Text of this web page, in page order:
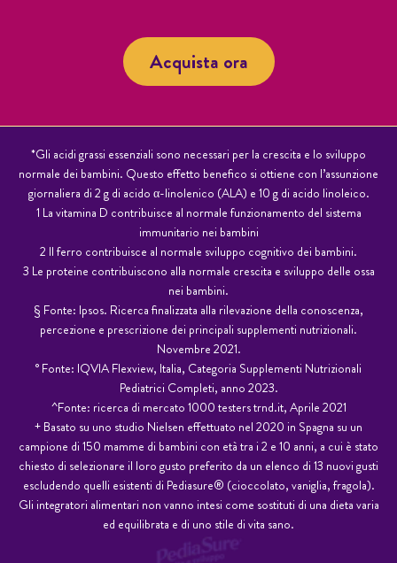
Acquista ora
*Gli acidi grassi essenziali sono necessari per la crescita e lo sviluppo
normale dei bambini. Questo effetto benefi­co si ottiene con l’assunzione
giornaliera di 2 g di acido α-linolenico (ALA) e 10 g di acido linoleico.
1 La vitamina D contribuisce al normale funzionamento del sistema
immunitario nei bambini
2 Il ferro contribuisce al normale sviluppo cognitivo dei bambini.
3 Le proteine contribuiscono alla normale crescita e sviluppo delle ossa
nei bambini.
§ Fonte: Ipsos. Ricerca finalizzata alla rilevazione della conoscenza,
percezione e prescrizione dei principali supplementi nutrizionali.
Novembre 2021.
° Fonte: IQVIA Flexview, Italia, Categoria Supplementi Nutrizionali
Pediatrici Completi, anno 2023.
^Fonte: ricerca di mercato 1000 testers trnd.it, Aprile 2021
+ Basato su uno studio Nielsen effettuato nel 2020 in Spagna su un
campione di 150 mamme di bambini con età tra i 2 e 10 anni, a cui è stato
chiesto di selezionare il loro gusto preferito da un elenco di 13 nuovi gusti
escludendo quelli esistenti di Pediasure® (cioccolato, vaniglia, fragola).
Gli integratori alimentari non vanno intesi come sostituti di una dieta varia
ed equilibrata e di uno stile di vita sano.